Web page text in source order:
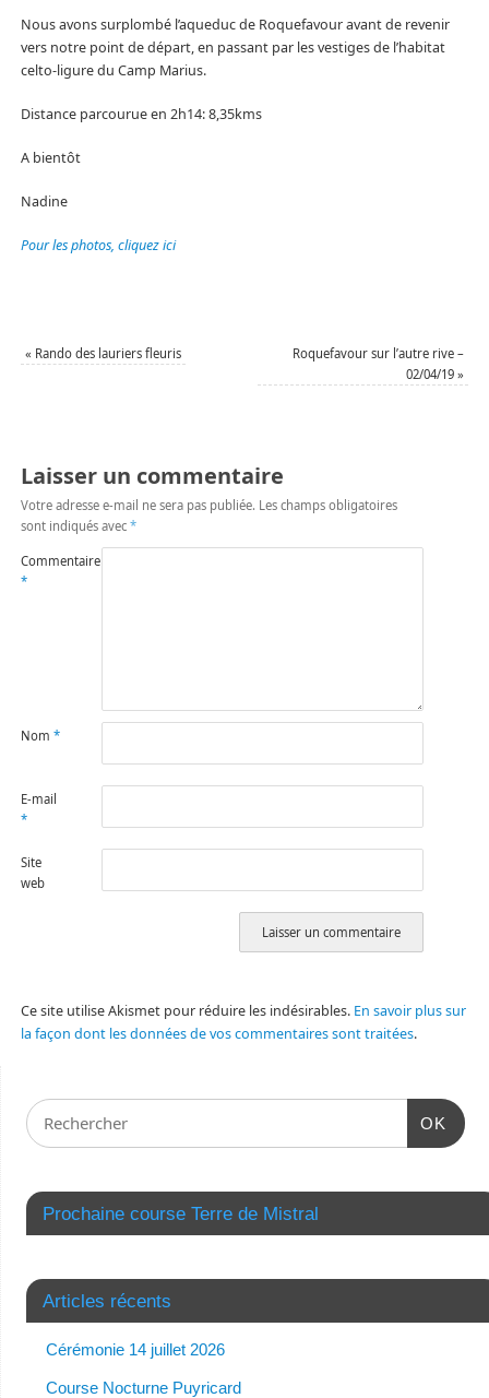
Nous avons surplombé l’aqueduc de Roquefavour avant de revenir
vers notre point de départ, en passant par les vestiges de l’habitat
celto-ligure du Camp Marius.
Distance parcourue en 2h14: 8,35kms
A bientôt
Nadine
Pour les photos, cliquez ici
« Rando des lauriers fleuris
Roquefavour sur l’autre rive –
02/04/19»
Laisser un commentaire
Votre adresse e-mail ne sera pas publiée. Les champs obligatoires
sont indiqués avec *
Commentaire
*
Nom *
E-mail
*
Site
web
Ce site utilise Akismet pour réduire les indésirables. En savoir plus sur
la façon dont les données de vos commentaires sont traitées.
OK
Prochaine course Terre de Mistral
Articles récents
Cérémonie 14 juillet 2026
Course Nocturne Puyricard